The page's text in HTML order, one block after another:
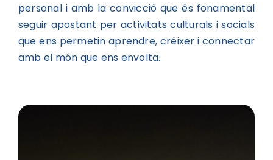
personal i amb la convicció que és fonamental
seguir apostant per activitats culturals i socials
que ens permetin aprendre, créixer i connectar
amb el món que ens envolta.